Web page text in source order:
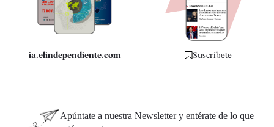
Especificaciones
ia.elindependiente.com Suscríbete
Apúntate a nuestra Newsletter y entérate de lo que